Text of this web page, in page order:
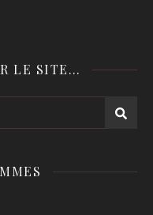
LE SITE…